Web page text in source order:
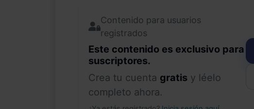
Contenido para usuarios
registrados
Este contenido es exclusivo para
suscriptores.
Crea tu cuenta gratis y léelo
completo ahora.